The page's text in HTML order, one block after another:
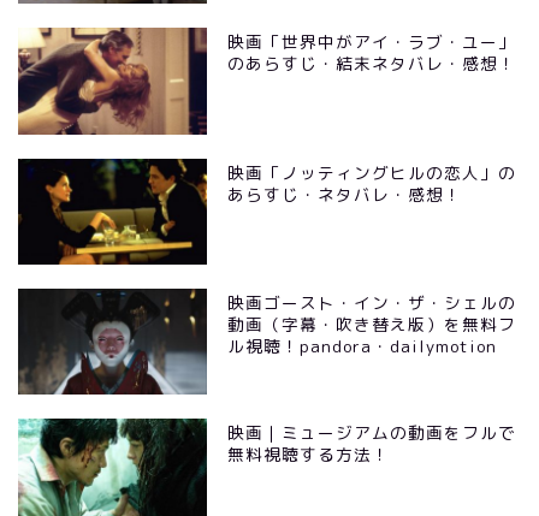
映画「世界中がアイ・ラブ・ユー」
のあらすじ・結末ネタバレ・感想！
映画「ノッティングヒルの恋人」の
あらすじ・ネタバレ・感想！
映画ゴースト・イン・ザ・シェルの
動画（字幕・吹き替え版）を無料フ
ル視聴！pandora・dailymotion
映画｜ミュージアムの動画をフルで
無料視聴する方法！